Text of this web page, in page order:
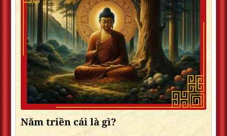
Năm triền cái là gì?